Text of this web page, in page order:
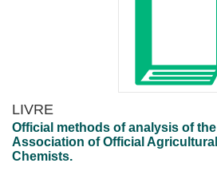
LIVRE
Official methods of analysis of the
Association of Official Agricultural
Chemists.